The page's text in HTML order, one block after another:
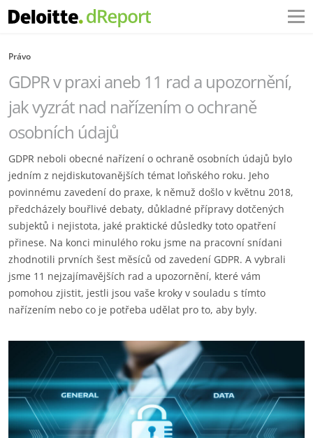
Právo
GDPR v praxi aneb 11 rad a upozornění,
jak vyzrát nad nařízením o ochraně
osobních údajů
GDPR neboli obecné nařízení o ochraně osobních údajů bylo
jedním z nejdiskutovanějších témat loňského roku. Jeho
povinnému zavedení do praxe, k němuž došlo v květnu 2018,
předcházely bouřlivé debaty, důkladné přípravy dotčených
subjektů i nejistota, jaké praktické důsledky toto opatření
přinese. Na konci minulého roku jsme na pracovní snídani
zhodnotili prvních šest měsíců od zavedení GDPR. A vybrali
jsme 11 nejzajímavějších rad a upozornění, které vám
pomohou zjistit, jestli jsou vaše kroky v souladu s tímto
nařízením nebo co je potřeba udělat pro to, aby byly.